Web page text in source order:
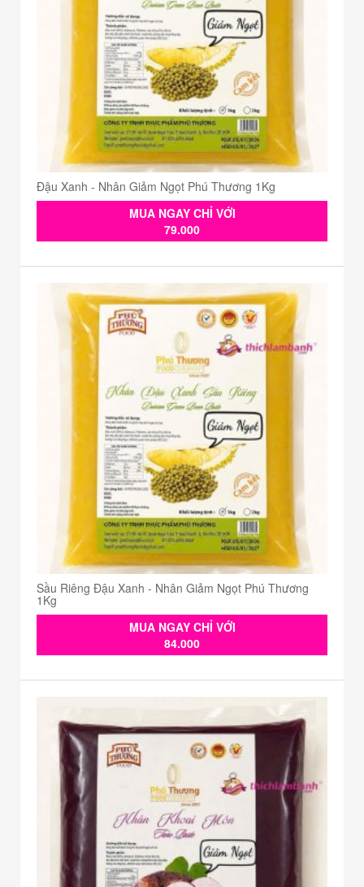
Đậu Xanh - Nhân Giảm Ngọt Phú Thương 1Kg
MUA NGAY CHỈ VỚI
79.000
Sầu Riêng Đậu Xanh - Nhân Giảm Ngọt Phú Thương
1Kg
MUA NGAY CHỈ VỚI
84.000